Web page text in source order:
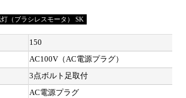
灯（ブラシレスモータ） SK
150
AC100V（AC電源プラグ）
3点ボルト足取付
AC電源プラグ